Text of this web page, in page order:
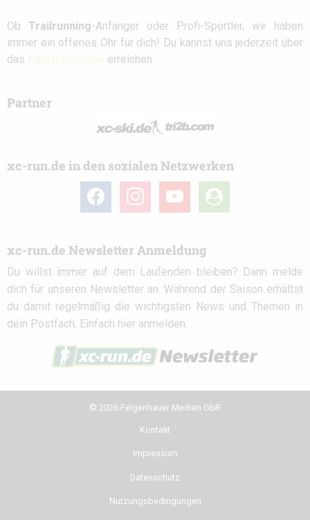
Ob Trailrunning-Anfänger oder Profi-Sportler, wir haben
immer ein offenes Ohr für dich! Du kannst uns jederzeit über
das Kontaktformular erreichen.
Partner
xc-run.de in den sozialen Netzwerken
facebook instagram youtube
user-
circle
xc-run.de Newsletter Anmeldung
Du willst immer auf dem Laufenden bleiben? Dann melde
dich für unseren Newsletter an. Während der Saison erhältst
du damit regelmäßig die wichtigsten News und Themen in
dein Postfach. Einfach hier anmelden:
© 2026 Felgenhauer Medien GbR
Kontakt
Impressum
Datenschutz
Nutzungsbedingungen